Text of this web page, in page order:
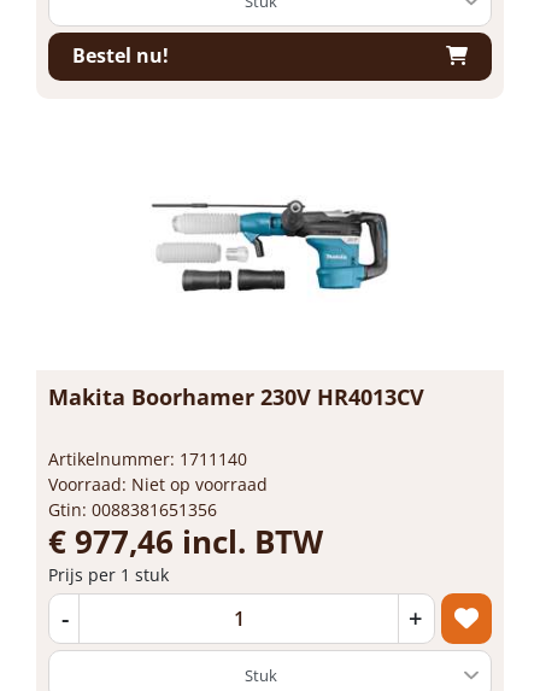
Bestel nu!
Makita Boorhamer 230V HR4013CV
Artikelnummer: 1711140
Voorraad: Niet op voorraad
Gtin: 0088381651356
€ 977,46 incl. BTW
Prijs per 1 stuk
- +